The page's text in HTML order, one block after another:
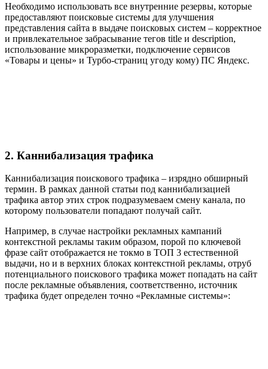
Необходимо использовать все внутренние резервы, которые
предоставляют поисковые системы для улучшения
представления сайта в выдаче поисковых систем – корректное
и привлекательное забрасывание тегов title и description,
использование микроразметки, подключение сервисов
«Товары и цены» и Турбо-страниц угоду кому) ПС Яндекс.
2. Каннибализация трафика
Каннибализация поискового трафика – изрядно обширный
термин. В рамках данной статьи под каннибализацией
трафика автор этих строк подразумеваем смену канала, по
которому пользователи попадают получай сайт.
Например, в случае настройки рекламных кампаний
контекстной рекламы таким образом, порой по ключевой
фразе сайт отображается не токмо в ТОП 3 естественной
выдачи, но и в верхних блоках контекстной рекламы, отруб
потенциального поискового трафика может попадать на сайт
после рекламные объявления, соответственно, источник
трафика будет определен точно «Рекламные системы»: